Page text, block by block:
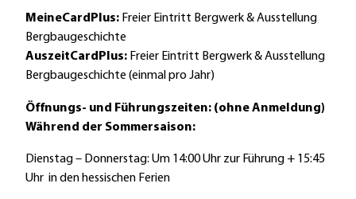
9
9
D
7
MeineCardPlus: Freier Eintritt Bergwerk & Ausstellung
Bergbaugeschichte
AuszeitCardPlus: Freier Eintritt Bergwerk & Ausstellung
Bergbaugeschichte (einmal pro Jahr)
Öffnungs- und Führungszeiten: (ohne Anmeldung)
Während der Sommersaison:
Dienstag – Donnerstag: Um 14:00 Uhr zur Führung + 15:45
Uhr in den hessischen Ferien